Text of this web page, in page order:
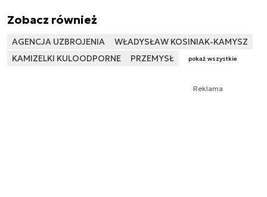
Zobacz również
AGENCJA UZBROJENIA
WŁADYSŁAW KOSINIAK-KAMYSZ
KAMIZELKI KULOODPORNE
PRZEMYSŁ pokaż wszystkie
Reklama